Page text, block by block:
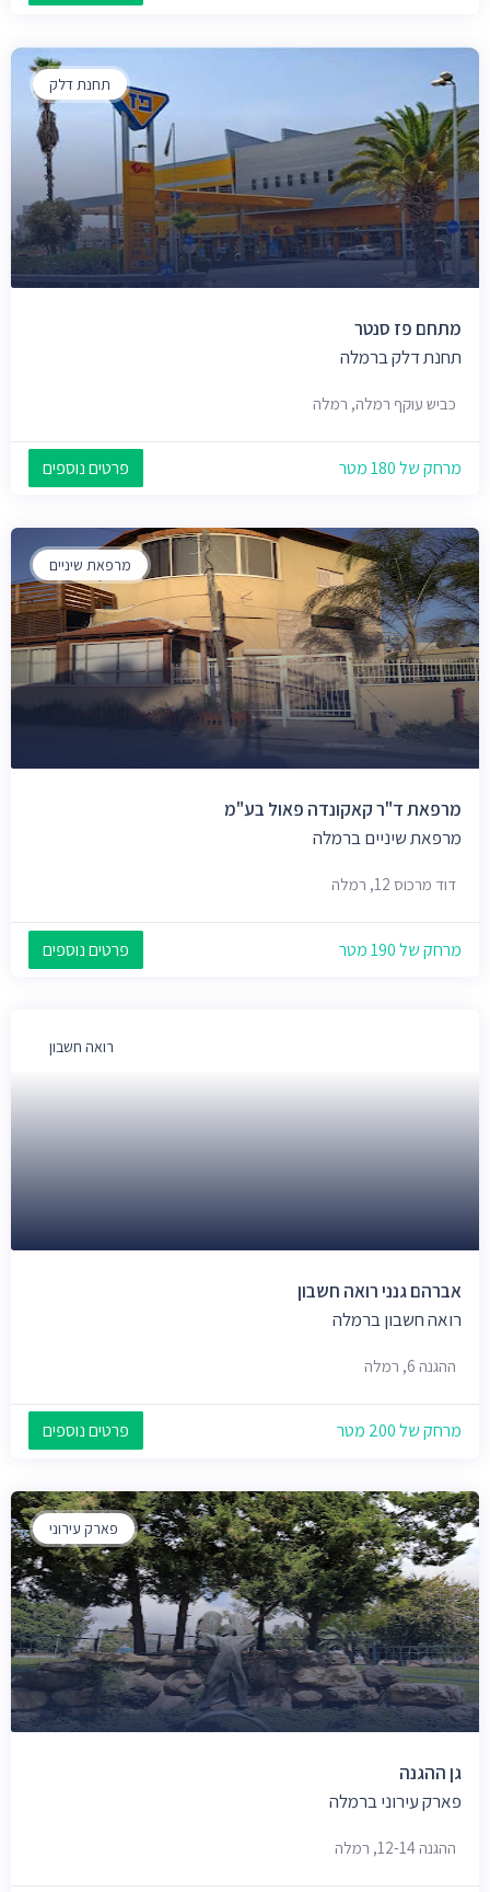
תחנת דלק
מתחם פז סנטר
תחנת דלק ברמלה
כביש עוקף רמלה, רמלה
מרחק של 180 מטר פרטים נוספים
מרפאת שיניים
מרפאת ד"ר קאקונדה פאול בע"מ
מרפאת שיניים ברמלה
דוד מרכוס 12, רמלה
מרחק של 190 מטר פרטים נוספים
רואה חשבון
אברהם גנני רואה חשבון
רואה חשבון ברמלה
ההגנה 6, רמלה
מרחק של 200 מטר פרטים נוספים
פארק עירוני
גן ההגנה
פארק עירוני ברמלה
ההגנה 12-14, רמלה